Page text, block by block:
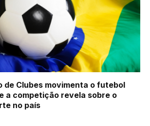
de Clubes movimenta o futebol
a competição revela sobre o
no país